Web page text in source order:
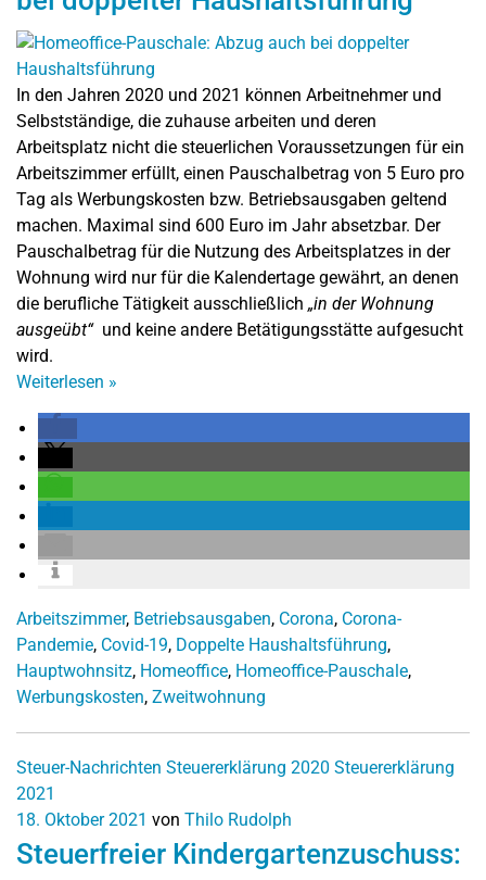
In den Jahren 2020 und 2021 können Arbeitnehmer und
Selbstständige, die zuhause arbeiten und deren
Arbeitsplatz nicht die steuerlichen Voraussetzungen für ein
Arbeitszimmer erfüllt, einen Pauschalbetrag von 5 Euro pro
Tag als Werbungskosten bzw. Betriebsausgaben geltend
machen. Maximal sind 600 Euro im Jahr absetzbar. Der
Pauschalbetrag für die Nutzung des Arbeitsplatzes in der
Wohnung wird nur für die Kalendertage gewährt, an denen
die berufliche Tätigkeit ausschließlich „in der Wohnung
ausgeübt“und keine andere Betätigungsstätte aufgesucht
wird.
Weiterlesen »
Arbeitszimmer, Betriebsausgaben, Corona, Corona-
Pandemie, Covid-19, Doppelte Haushaltsführung,
Hauptwohnsitz, Homeoffice, Homeoffice-Pauschale,
Werbungskosten, Zweitwohnung
Steuer-Nachrichten Steuererklärung 2020 Steuererklärung
2021
18. Oktober 2021 von Thilo Rudolph
Steuerfreier Kindergartenzuschuss: